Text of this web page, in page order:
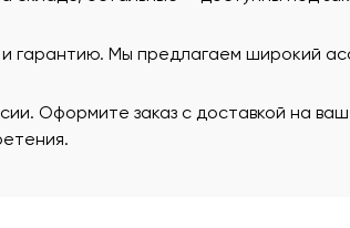
гарантию. Мы предлагаем широкий
Оформите заказ с доставкой на